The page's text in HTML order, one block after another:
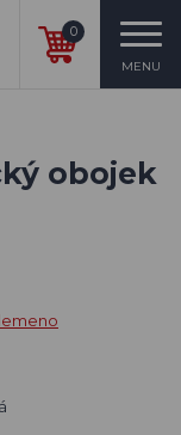
0
MENU
obojek